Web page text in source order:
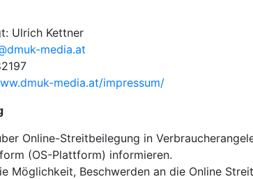
Ulrich Kettner
media.at
media.at/impressum/
Online-Streitbeilegung in
(OS-Plattform) informieren.
Möglichkeit, Beschwerden an die Online